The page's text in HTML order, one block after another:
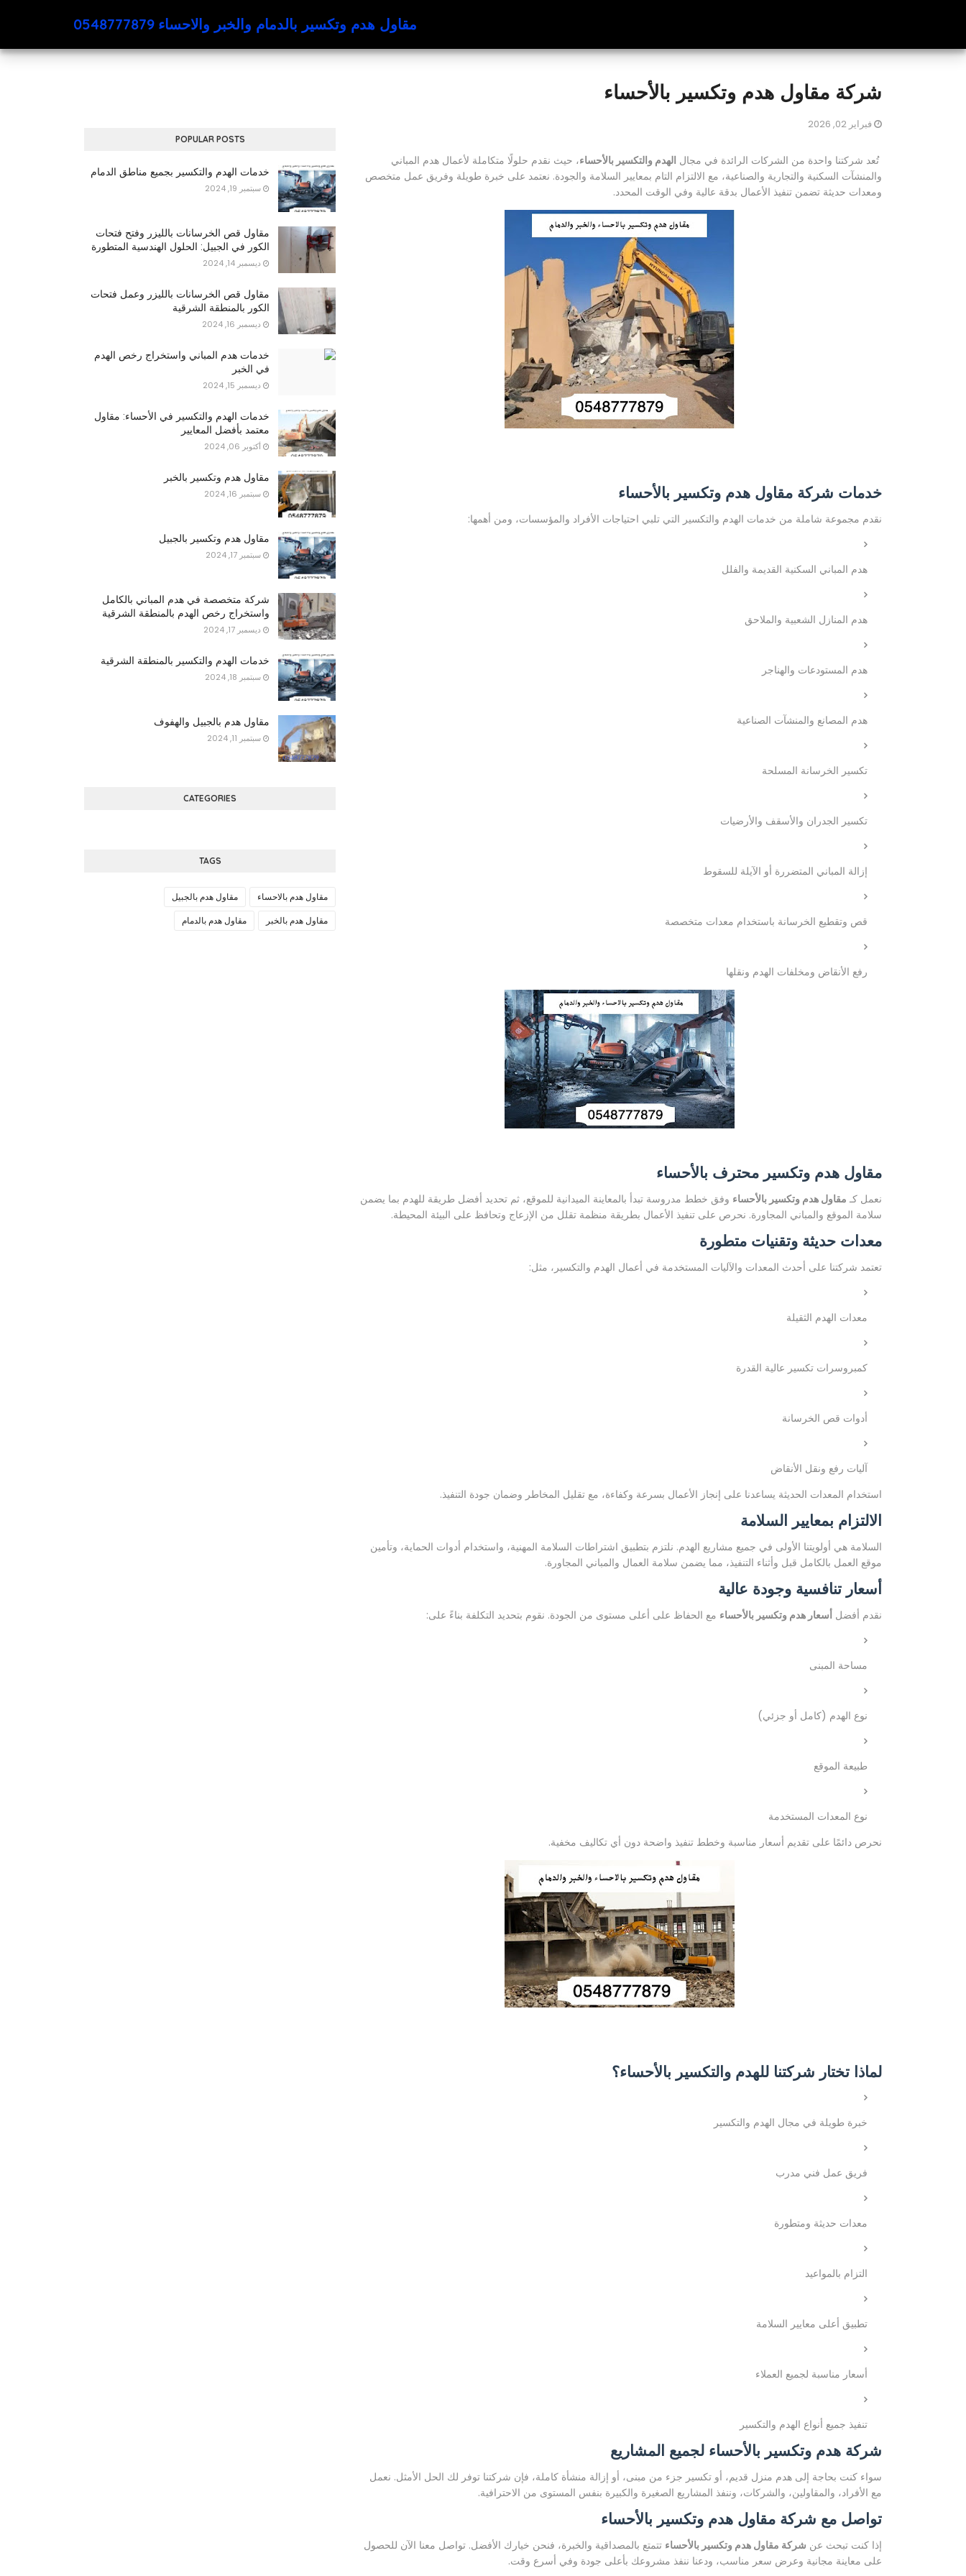
مقاول هدم وتكسير بالدمام والخبر والاحساء 0548777879
شركة مقاول هدم وتكسير بالأحساء
فبراير 02, 2026
تُعد شركتنا واحدة من الشركات الرائدة في مجال الهدم والتكسير بالأحساء، حيث نقدم حلولًا متكاملة لأعمال هدم المباني
والمنشآت السكنية والتجارية والصناعية، مع الالتزام التام بمعايير السلامة والجودة. نعتمد على خبرة طويلة وفريق عمل متخصص
ومعدات حديثة تضمن تنفيذ الأعمال بدقة عالية وفي الوقت المحدد.
خدمات شركة مقاول هدم وتكسير بالأحساء
نقدم مجموعة شاملة من خدمات الهدم والتكسير التي تلبي احتياجات الأفراد والمؤسسات، ومن أهمها:
هدم المباني السكنية القديمة والفلل
هدم المنازل الشعبية والملاحق
هدم المستودعات والهناجر
هدم المصانع والمنشآت الصناعية
تكسير الخرسانة المسلحة
تكسير الجدران والأسقف والأرضيات
إزالة المباني المتضررة أو الآيلة للسقوط
قص وتقطيع الخرسانة باستخدام معدات متخصصة
رفع الأنقاض ومخلفات الهدم ونقلها
مقاول هدم وتكسير محترف بالأحساء
نعمل كـ مقاول هدم وتكسير بالأحساء وفق خطط مدروسة تبدأ بالمعاينة الميدانية للموقع، ثم تحديد أفضل طريقة للهدم بما يضمن
سلامة الموقع والمباني المجاورة. نحرص على تنفيذ الأعمال بطريقة منظمة تقلل من الإزعاج وتحافظ على البيئة المحيطة.
معدات حديثة وتقنيات متطورة
تعتمد شركتنا على أحدث المعدات والآليات المستخدمة في أعمال الهدم والتكسير، مثل:
معدات الهدم الثقيلة
كمبروسرات تكسير عالية القدرة
أدوات قص الخرسانة
آليات رفع ونقل الأنقاض
استخدام المعدات الحديثة يساعدنا على إنجاز الأعمال بسرعة وكفاءة، مع تقليل المخاطر وضمان جودة التنفيذ.
الالتزام بمعايير السلامة
السلامة هي أولويتنا الأولى في جميع مشاريع الهدم. نلتزم بتطبيق اشتراطات السلامة المهنية، واستخدام أدوات الحماية، وتأمين
موقع العمل بالكامل قبل وأثناء التنفيذ، مما يضمن سلامة العمال والمباني المجاورة.
أسعار تنافسية وجودة عالية
نقدم أفضل أسعار هدم وتكسير بالأحساء مع الحفاظ على أعلى مستوى من الجودة. نقوم بتحديد التكلفة بناءً على:
مساحة المبنى
نوع الهدم (كامل أو جزئي)
طبيعة الموقع
نوع المعدات المستخدمة
نحرص دائمًا على تقديم أسعار مناسبة وخطط تنفيذ واضحة دون أي تكاليف مخفية.
لماذا تختار شركتنا للهدم والتكسير بالأحساء؟
خبرة طويلة في مجال الهدم والتكسير
فريق عمل فني مدرب
معدات حديثة ومتطورة
التزام بالمواعيد
تطبيق أعلى معايير السلامة
أسعار مناسبة لجميع العملاء
تنفيذ جميع أنواع الهدم والتكسير
شركة هدم وتكسير بالأحساء لجميع المشاريع
سواء كنت بحاجة إلى هدم منزل قديم، أو تكسير جزء من مبنى، أو إزالة منشأة كاملة، فإن شركتنا توفر لك الحل الأمثل. نعمل
مع الأفراد، والمقاولين، والشركات، وننفذ المشاريع الصغيرة والكبيرة بنفس المستوى من الاحترافية.
تواصل مع شركة مقاول هدم وتكسير بالأحساء
إذا كنت تبحث عن شركة مقاول هدم وتكسير بالأحساء تتمتع بالمصداقية والخبرة، فنحن خيارك الأفضل. تواصل معنا الآن للحصول
على معاينة مجانية وعرض سعر مناسب، ودعنا ننفذ مشروعك بأعلى جودة وفي أسرع وقت.
POPULAR POSTS
خدمات الهدم والتكسير بجميع مناطق الدمام
سبتمبر 19, 2024
مقاول قص الخرسانات بالليزر وفتح فتحات
الكور في الجبيل: الحلول الهندسية المتطورة
ديسمبر 14, 2024
مقاول قص الخرسانات بالليزر وعمل فتحات
الكور بالمنطقة الشرقية
ديسمبر 16, 2024
خدمات هدم المباني واستخراج رخص الهدم
في الخبر
ديسمبر 15, 2024
خدمات الهدم والتكسير في الأحساء: مقاول
معتمد بأفضل المعايير
أكتوبر 06, 2024
مقاول هدم وتكسير بالخبر
سبتمبر 16, 2024
مقاول هدم وتكسير بالجبيل
سبتمبر 17, 2024
شركة متخصصة في هدم المباني بالكامل
واستخراج رخص الهدم بالمنطقة الشرقية
ديسمبر 17, 2024
خدمات الهدم والتكسير بالمنطقة الشرقية
سبتمبر 18, 2024
مقاول هدم بالجبيل والهفوف
سبتمبر 11, 2024
CATEGORIES
TAGS
مقاول هدم بالاحساء
مقاول هدم بالجبيل
مقاول هدم بالخبر
مقاول هدم بالدمام